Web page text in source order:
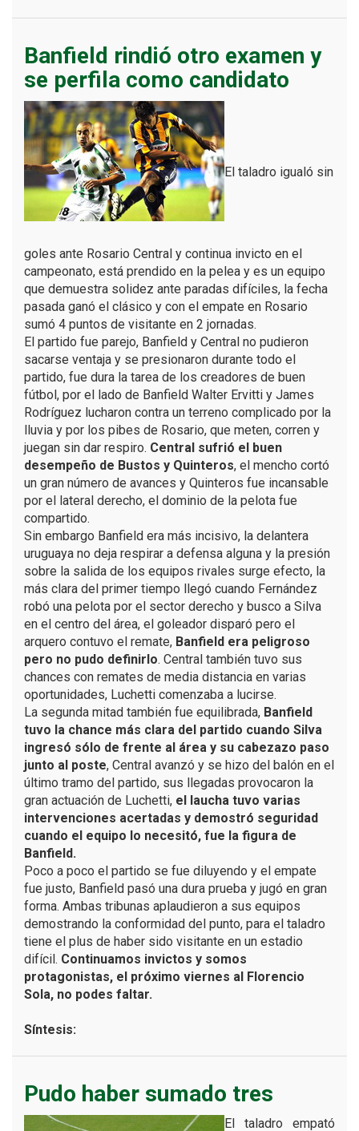
Banfield rindió otro examen y
se perfila como candidato
El taladro igualó sin
goles ante Rosario Central y continua invicto en el
campeonato, está prendido en la pelea y es un equipo
que demuestra solidez ante paradas difíciles, la fecha
pasada ganó el clásico y con el empate en Rosario
sumó 4 puntos de visitante en 2 jornadas.
El partido fue parejo, Banfield y Central no pudieron
sacarse ventaja y se presionaron durante todo el
partido, fue dura la tarea de los creadores de buen
fútbol, por el lado de Banfield Walter Ervitti y James
Rodríguez lucharon contra un terreno complicado por la
lluvia y por los pibes de Rosario, que meten, corren y
juegan sin dar respiro. Central sufrió el buen
desempeño de Bustos y Quinteros, el mencho cortó
un gran número de avances y Quinteros fue incansable
por el lateral derecho, el dominio de la pelota fue
compartido.
Sin embargo Banfield era más incisivo, la delantera
uruguaya no deja respirar a defensa alguna y la presión
sobre la salida de los equipos rivales surge efecto, la
más clara del primer tiempo llegó cuando Fernández
robó una pelota por el sector derecho y busco a Silva
en el centro del área, el goleador disparó pero el
arquero contuvo el remate, Banfield era peligroso
pero no pudo definirlo. Central también tuvo sus
chances con remates de media distancia en varias
oportunidades, Luchetti comenzaba a lucirse.
La segunda mitad también fue equilibrada, Banfield
tuvo la chance más clara del partido cuando Silva
ingresó sólo de frente al área y su cabezazo paso
junto al poste, Central avanzó y se hizo del balón en el
último tramo del partido, sus llegadas provocaron la
gran actuación de Luchetti, el laucha tuvo varias
intervenciones acertadas y demostró seguridad
cuando el equipo lo necesitó, fue la figura de
Banfield.
Poco a poco el partido se fue diluyendo y el empate
fue justo, Banfield pasó una dura prueba y jugó en gran
forma. Ambas tribunas aplaudieron a sus equipos
demostrando la conformidad del punto, para el taladro
tiene el plus de haber sido visitante en un estadio
difícil. Continuamos invictos y somos
protagonistas, el próximo viernes al Florencio
Sola, no podes faltar.
Síntesis:
Pudo haber sumado tres
El taladro empató